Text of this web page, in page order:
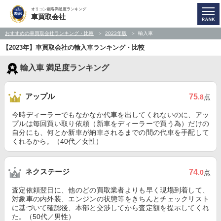
オリコン顧客満足度ランキング
車買取会社
おすすめの車買取会社ランキング・比較 2023年版 輸入車
【2023年】車買取会社の輸入車ランキング・比較
輸入車 満足度ランキング
アップル 75.8点
今時ディーラーでもなかなか代車を出してくれないのに、アッ
プルは毎回買い取り依頼（新車をディーラーで買う為）だけの
自分にも、何とか新車が納車されるまでの間の代車を手配して
くれるから。（40代／女性）
ネクステージ 74.0点
査定依頼翌日に、他のどの買取業者よりも早く現場到着して、
対象車の内外装、エンジンの状態等をきちんとチェックリスト
に基づいて確認後、本部と交渉してから査定額を提示してくれ
た。（50代／男性）